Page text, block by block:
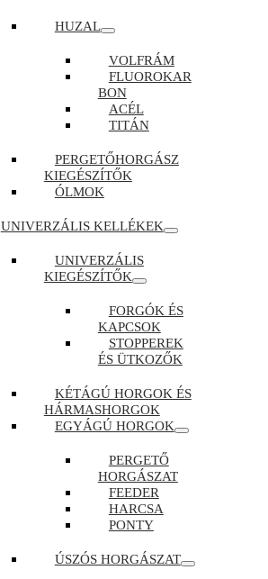
HUZAL
VOLFRÁM
FLUOROKAR
BON
ACÉL
TITÁN
PERGETŐHORGÁSZ
KIEGÉSZÍTŐK
ÓLMOK
UNIVERZÁLIS KELLÉKEK
UNIVERZÁLIS
KIEGÉSZÍTŐK
FORGÓK ÉS
KAPCSOK
STOPPEREK
ÉS ÜTKOZŐK
KÉTÁGÚ HORGOK ÉS
HÁRMASHORGOK
EGYÁGÚ HORGOK
PERGETŐ
HORGÁSZAT
FEEDER
HARCSA
PONTY
ÚSZÓS HORGÁSZAT